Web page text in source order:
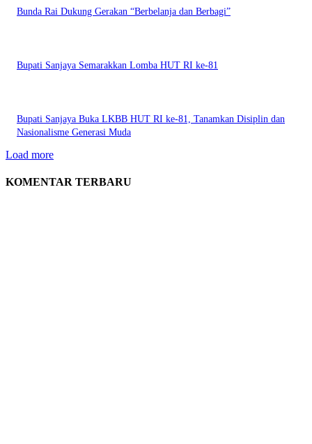
Bunda Rai Dukung Gerakan “Berbelanja dan Berbagi”
Bupati Sanjaya Semarakkan Lomba HUT RI ke-81
Bupati Sanjaya Buka LKBB HUT RI ke-81, Tanamkan Disiplin dan
Nasionalisme Generasi Muda
Load more
KOMENTAR TERBARU